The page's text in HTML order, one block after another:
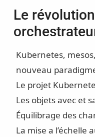
Le
Kubernetes,
nouveau
Le projet
Les objets avec et
Équilibrage des
La mise a l’échelle